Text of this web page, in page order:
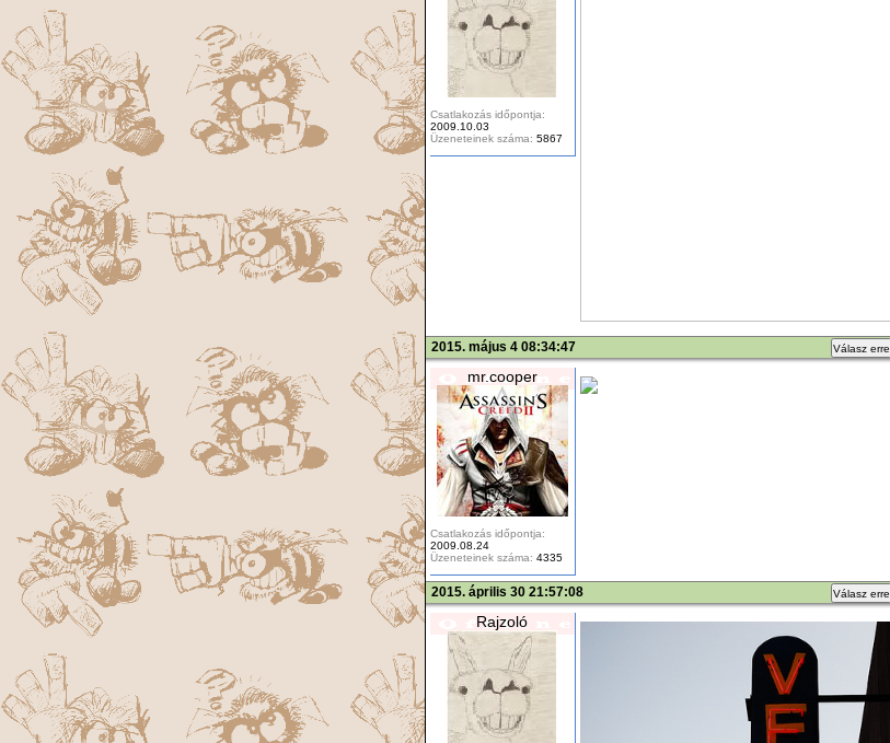
Csatlakozás időpontja:
2009.10.03
Üzeneteinek száma: 5867
2015. május 4 08:34:47 Válasz erre
mr.cooper
Csatlakozás időpontja:
2009.08.24
Üzeneteinek száma: 4335
2015. április 30 21:57:08 Válasz erre
Rajzoló